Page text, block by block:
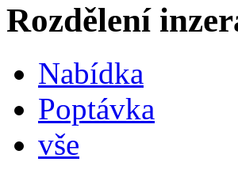
Rozdělení
Nabídka
Poptávka
vše